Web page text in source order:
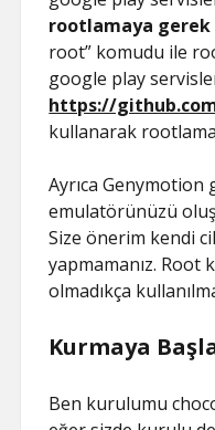
rootlamaya
root” komudu ile
google play
https://
kullanarak
Ayrıca
emulatörünüzü
Size önerim kendi
yapmamanız. Root
olmadıkça
Kurmaya
Ben kurulumu